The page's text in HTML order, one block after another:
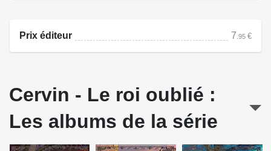
Prix éditeur 7 .95 €
Cervin - Le roi oublié :
Les albums de la série